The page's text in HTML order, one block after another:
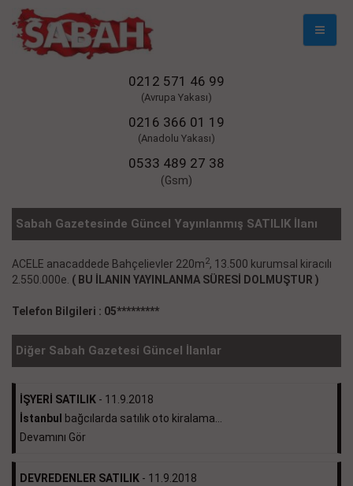
Mobil
0212 571 46 99
(Avrupa Yakası)
0216 366 01 19
(Anadolu Yakası)
0533 489 27 38
(Gsm)
Sabah Gazetesinde Güncel Yayınlanmış SATILIK İlanı
ACELE anacaddede Bahçelievler 220m2, 13.500 kurumsal kiracılı
2.550.000e. ( BU İLANIN YAYINLANMA SÜRESİ DOLMUŞTUR )
Telefon Bilgileri : 05*********
Diğer Sabah Gazetesi Güncel İlanlar
İŞYERİ SATILIK - 11.9.2018
İstanbul
bağcılarda satılık oto kiralama...
Devamını Gör
DEVREDENLER SATILIK - 11.9.2018